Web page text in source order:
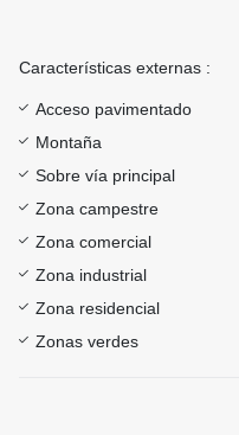
Características externas :
Acceso pavimentado
Montaña
Sobre vía principal
Zona campestre
Zona comercial
Zona industrial
Zona residencial
Zonas verdes